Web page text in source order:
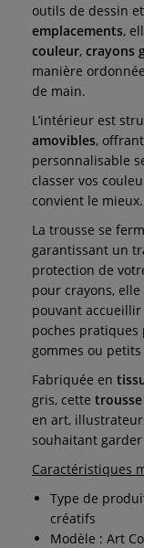
outils de dessin
emplacements,
couleur, crayons
manière
de main.
L’intérieur est
amovibles,
personnalisable
classer vos
convient le mieux.
La trousse se
garantissant un
protection de
pour crayons,
pouvant
poches pratiques
gommes ou
Fabriquée en
gris, cette trousse
en art,
souhaitant
Caractéristiques
Type de
créatifs
Modèle : Art